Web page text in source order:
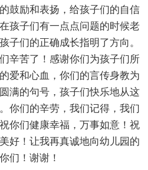
鼓励和表扬，给孩子们的自信
孩子们有一点点问题的时候老
子们的正确成长指明了方向。
辛苦了！感谢你们为孩子们所
爱和心血，你们的言传身教为
满的句号，孩子们快乐地从这
你们的辛劳，我们记得，我们
你们健康幸福，万事如意！祝
好！让我再真诚地向幼儿园的
们！谢谢！